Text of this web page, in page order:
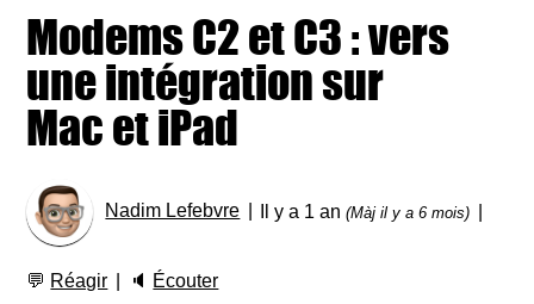
Modems C2 et C3 : vers
une intégration sur
Mac et iPad
Nadim Lefebvre Il y a 1 an(Màj il y a 6 mois)
💬 Réagir 🔈 Écouter